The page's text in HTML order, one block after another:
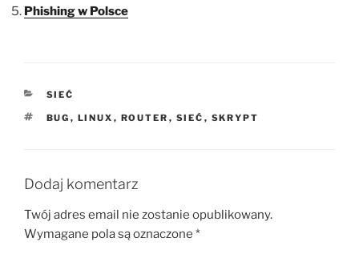
Phishing w Polsce
KATEGORIE
SIEĆ
TAGI
BUG , LINUX , ROUTER , SIEĆ , SKRYPT
Dodaj komentarz
Twój adres email nie zostanie opublikowany.
Wymagane pola są oznaczone *